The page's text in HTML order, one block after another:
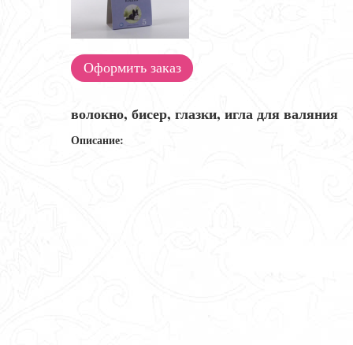
Оформить заказ
волокно, бисер, глазки, игла для валяния
Описание: